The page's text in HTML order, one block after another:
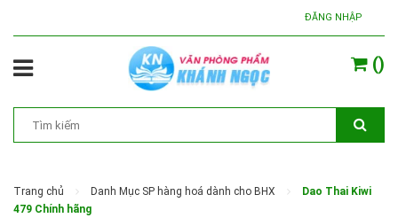
ĐĂNG NHẬP
()
Trang chủ Danh Mục SP hàng hoá dành cho BHX
Dao Thai Kiwi
479 Chính hãng